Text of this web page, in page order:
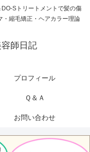
Sトリートメントで髪の傷
・縮毛矯正・ヘアカラー理論
師日記
プロフィール
Ｑ＆Ａ
お問い合わせ